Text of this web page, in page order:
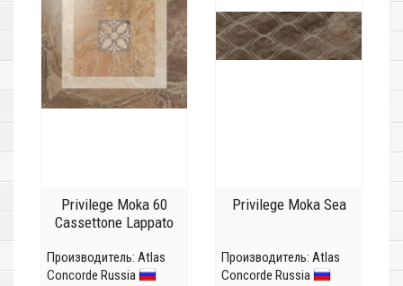
Privilege Moka 60
Cassettone Lappato
Производитель: Atlas
Concorde Russia
Privilege Moka Sea
Производитель: Atlas
Concorde Russia